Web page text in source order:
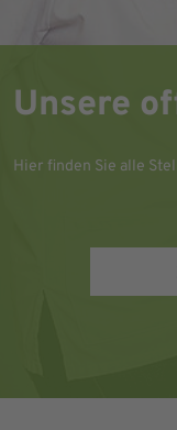
Unsere
Hier finden Sie alle